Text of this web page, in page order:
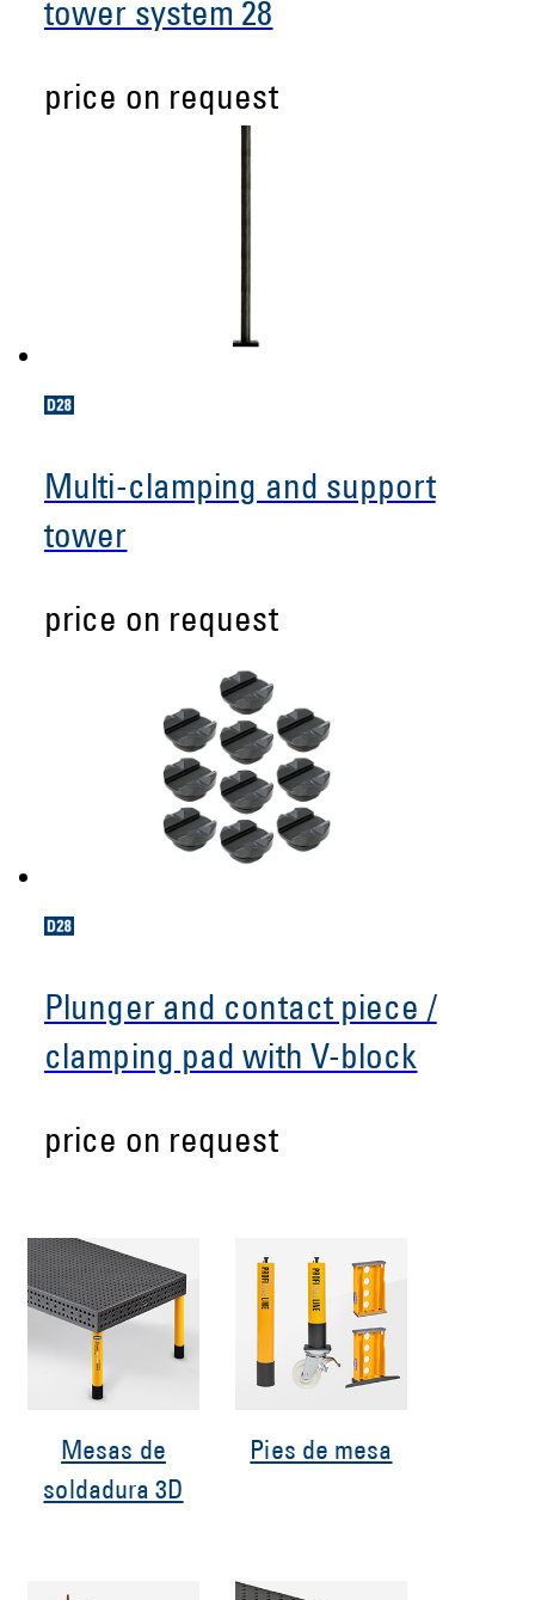
tower system 28
price on request
Multi-clamping and support
tower
price on request
Plunger and contact piece /
clamping pad with V-block
price on request
Mesas de
soldadura 3D
Pies de mesa